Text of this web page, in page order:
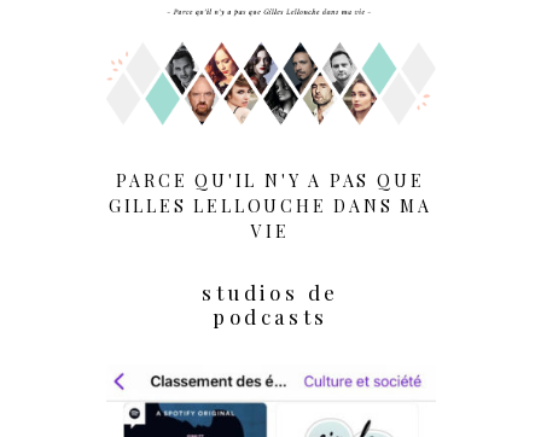
PARCE QU'IL N'Y A PAS QUE
GILLES LELLOUCHE DANS MA
VIE
studios de
podcasts